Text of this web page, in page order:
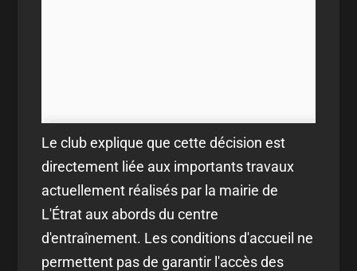
Le club explique que cette décision est
directement liée aux importants travaux
actuellement réalisés par la mairie de
L'Étrat aux abords du centre
d'entraînement. Les conditions d'accueil ne
permettent pas de garantir l'accès des